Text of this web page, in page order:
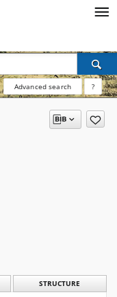
Advanced search ?
STRUCTURE